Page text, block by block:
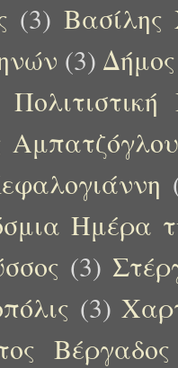
(3) Βασίλης
(3)
Αμπατζόγλου
Ημέρα
(3)
(3)
Βέργαδος